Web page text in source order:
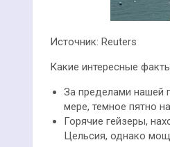
Источник: Reuters
Какие интересные
За пределами нашей
мере, темное пятно
Горячие гейзеры,
Цельсия, однако